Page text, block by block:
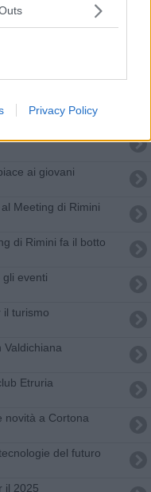
Privacy Policy
arti visive
della Francia
ai giovani
Meeting di Rimini
di Rimini fa il botto
eventi
il turismo
Valdichiana
Etruria
novità a Cortona
del futuro
il 2025